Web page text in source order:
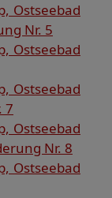
Ostseebad
Nr. 5
Ostseebad
Ostseebad
7
Ostseebad
Nr. 8
Ostseebad